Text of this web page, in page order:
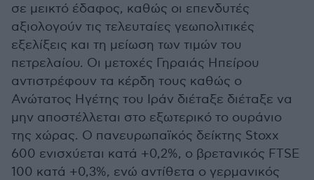
σε μεικτό έδαφος, καθώς οι επενδυτές
αξιολογούν τις τελευταίες γεωπολιτικές
εξελίξεις και τη μείωση των τιμών του
πετρελαίου. Οι μετοχές Γηραιάς Ηπείρου
αντιστρέφουν τα κέρδη τους καθώς ο
Ανώτατος Ηγέτης του Ιράν διέταξε διέταξε να
μην αποστέλλεται στο εξωτερικό το ουράνιο
της χώρας. Ο πανευρωπαϊκός δείκτης Stoxx
600 ενισχύεται κατά +0,2%, ο βρετανικός FTSE
100 κατά +0,3%, ενώ αντίθετα ο γερμανικός